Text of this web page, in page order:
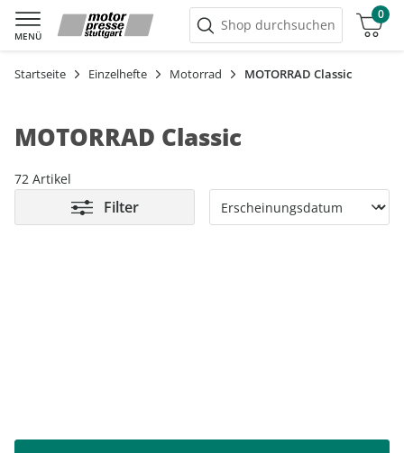
MENÜ
Shop durchsuchen
0
Warenkorb
Startseite Einzelhefte Motorrad MOTORRAD Classic
MOTORRAD Classic
72 Artikel
Filter